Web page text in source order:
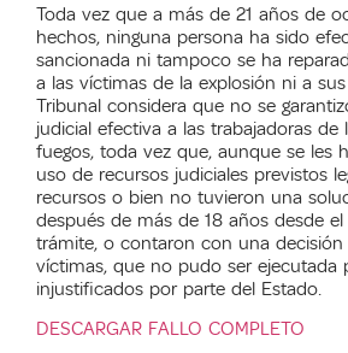
Toda vez que a más de 21 años de
hechos, ninguna persona ha sido
sancionada ni tampoco se ha
a las víctimas de la explosión ni a
Tribunal considera que no se
judicial efectiva a las trabajadoras de
fuegos, toda vez que, aunque se les
uso de recursos judiciales previstos
recursos o bien no tuvieron una
después de más de 18 años desde
trámite, o contaron con una decisión
víctimas, que no pudo ser ejecutada
injustificados por parte del Estado.
DESCARGAR FALLO COMPLETO